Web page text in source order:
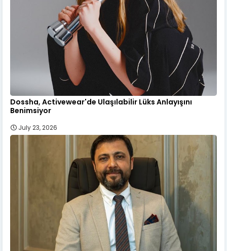
Dossha, Activewear'de Ulaşılabilir Lüks Anlayışını
Benimsiyor
July 23, 2026